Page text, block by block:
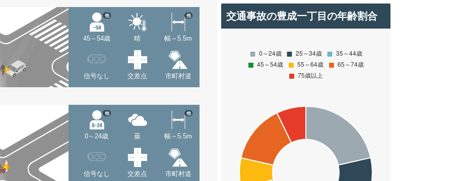
45～54歳
他
晴 幅～5.5m
他
信号なし 交差点 市町村道
0～24歳
他
曇 幅～5.5m
他
信号なし 交差点 市町村道
交通事故の豊成一丁目の年齢割合